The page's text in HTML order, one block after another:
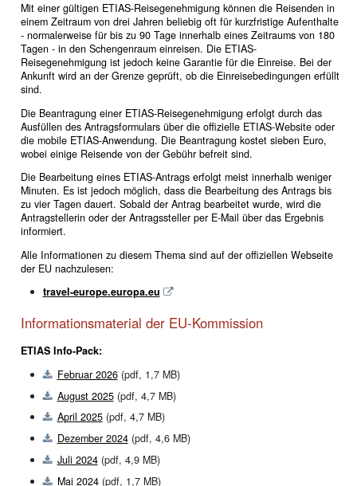
Mit einer gültigen ETIAS-Reisegenehmigung können die Reisenden in
einem Zeitraum von drei Jahren beliebig oft für kurzfristige Aufenthalte
- normalerweise für bis zu 90 Tage innerhalb eines Zeitraums von 180
Tagen - in den Schengenraum einreisen. Die ETIAS-
Reisegenehmigung ist jedoch keine Garantie für die Einreise. Bei der
Ankunft wird an der Grenze geprüft, ob die Einreisebedingungen erfüllt
sind.
Die Beantragung einer ETIAS-Reisegenehmigung erfolgt durch das
Ausfüllen des Antragsformulars über die offizielle ETIAS-Website oder
die mobile ETIAS-Anwendung. Die Beantragung kostet sieben Euro,
wobei einige Reisende von der Gebühr befreit sind.
Die Bearbeitung eines ETIAS-Antrags erfolgt meist innerhalb weniger
Minuten. Es ist jedoch möglich, dass die Bearbeitung des Antrags bis
zu vier Tagen dauert. Sobald der Antrag bearbeitet wurde, wird die
Antragstellerin oder der Antragssteller per E-Mail über das Ergebnis
informiert.
Alle Informationen zu diesem Thema sind auf der offiziellen Webseite
der EU nachzulesen:
travel-europe.europa.eu
Informationsmaterial der EU-Kommission
ETIAS Info-Pack:
Februar 2026(pdf, 1,7 MB)
August 2025(pdf, 4,7 MB)
April 2025(pdf, 4,7 MB)
Dezember 2024(pdf, 4,6 MB)
Juli 2024(pdf, 4,9 MB)
Mai 2024(pdf, 1,7 MB)